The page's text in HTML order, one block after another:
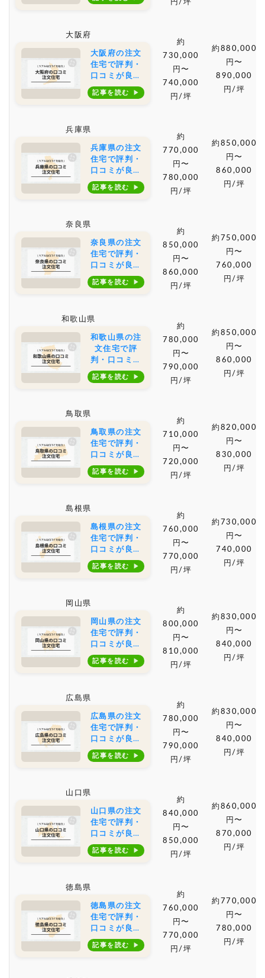
築会社・工務
円/坪
大阪府
大阪府の注文
住宅で評判・
口コミが良い
おすすめの建
築会社・工務
相場もご紹介
記事を読む
約
730,000
円〜
740,000
円/坪
約880,000
円〜
890,000
円/坪
兵庫県
兵庫県の注文
住宅で評判・
口コミが良い
おすすめの建
築会社・工務
相場もご紹介
記事を読む
約
770,000
円〜
780,000
円/坪
約850,000
円〜
860,000
円/坪
奈良県
奈良県の注文
住宅で評判・
口コミが良い
おすすめの建
築会社・工務
相場もご紹介
記事を読む
約
850,000
円〜
860,000
円/坪
約750,000
円〜
760,000
円/坪
和歌山県
和歌山県の注
文住宅で評
判・口コミが
良いおすすめ
の建築会社・
入の相場もご
紹介
記事を読む
約
780,000
円〜
790,000
円/坪
約850,000
円〜
860,000
円/坪
鳥取県
鳥取県の注文
住宅で評判・
口コミが良い
おすすめの建
築会社・工務
相場もご紹介
記事を読む
約
710,000
円〜
720,000
円/坪
約820,000
円〜
830,000
円/坪
島根県
島根県の注文
住宅で評判・
口コミが良い
おすすめの建
築会社・工務
相場もご紹介
記事を読む
約
760,000
円〜
770,000
円/坪
約730,000
円〜
740,000
円/坪
岡山県
岡山県の注文
住宅で評判・
口コミが良い
おすすめの建
築会社・工務
相場もご紹介
記事を読む
約
800,000
円〜
810,000
円/坪
約830,000
円〜
840,000
円/坪
広島県
広島県の注文
住宅で評判・
口コミが良い
おすすめの建
築会社・工務
相場もご紹介
記事を読む
約
780,000
円〜
790,000
円/坪
約830,000
円〜
840,000
円/坪
山口県
山口県の注文
住宅で評判・
口コミが良い
おすすめの建
築会社・工務
相場もご紹介
記事を読む
約
840,000
円〜
850,000
円/坪
約860,000
円〜
870,000
円/坪
徳島県
徳島県の注文
住宅で評判・
口コミが良い
おすすめの建
築会社・工務
記事を読む
約
760,000
円〜
770,000
円/坪
約770,000
円〜
780,000
円/坪